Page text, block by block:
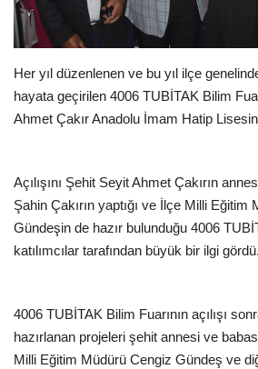
Resmiilan
Her yıl düzenlenen ve bu yıl ilçe
hayata geçirilen 4006 TUBİTAK Bilim
Ahmet Çakır Anadolu İmam Hatip
Açılışını Şehit Seyit Ahmet Çakırın
Şahin Çakırın yaptığı ve İlçe Milli Eğitim
Gündeşin de hazır bulunduğu 4006
katılımcılar tarafından büyük bir ilgi gördü.
4006 TUBİTAK Bilim Fuarının açılışı
hazırlanan projeleri şehit annesi ve
Milli Eğitim Müdürü Cengiz Gündeş ve